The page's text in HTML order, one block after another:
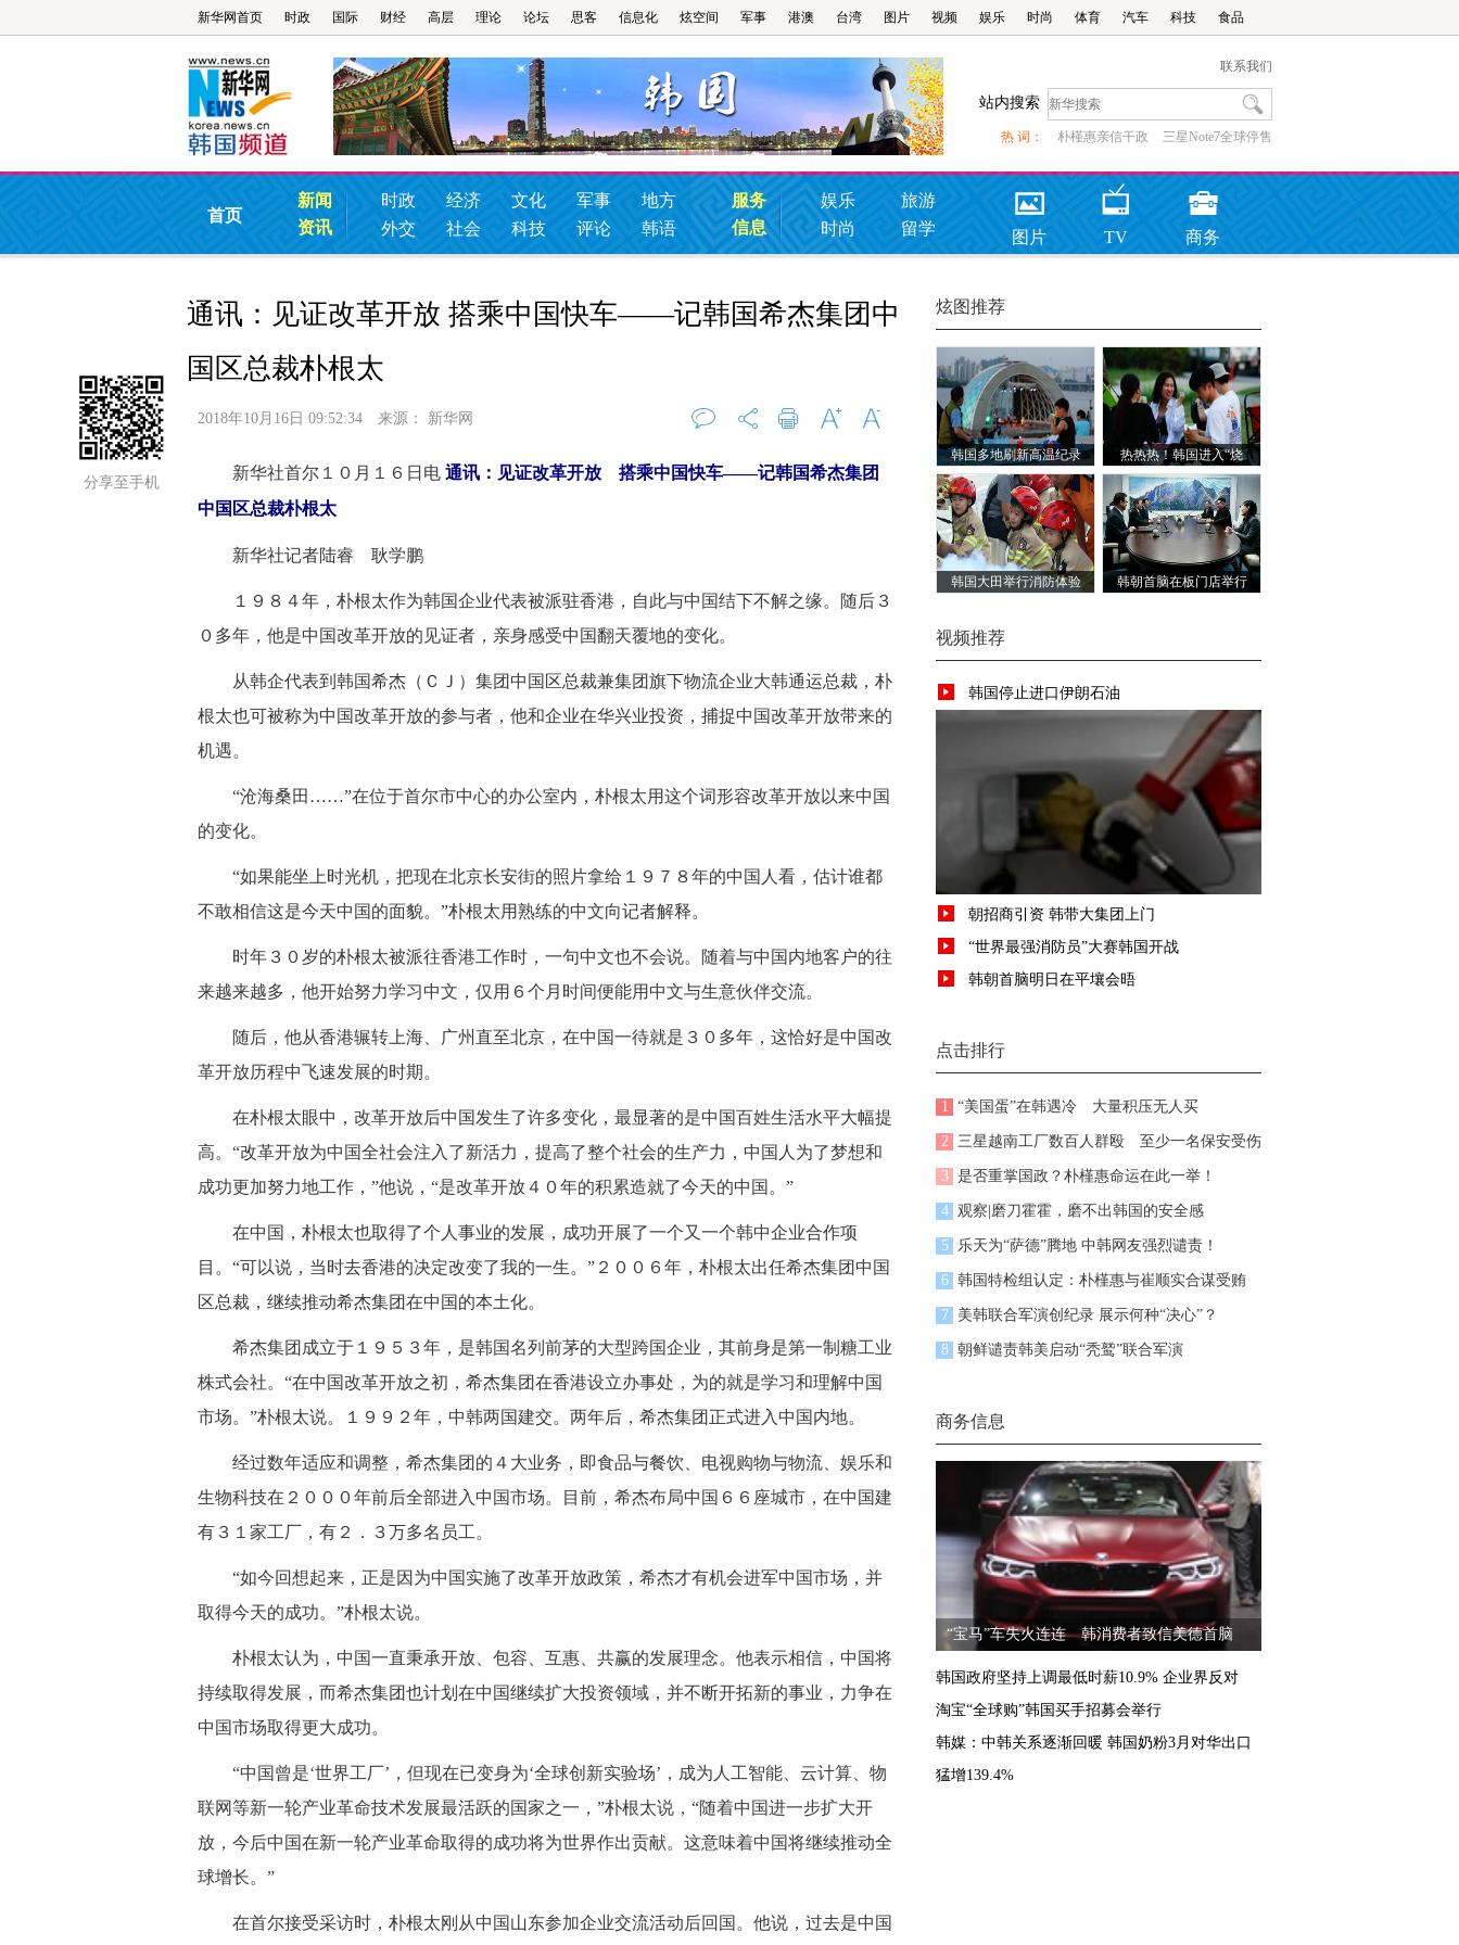
新华网首页 时政 国际 财经 高层 理论 论坛 思客 信息化 炫空间 军事 港澳 台湾 图片 视频 娱乐 时尚 体育 汽车 科技 食品
联系我们
站内搜索
热 词： 朴槿惠亲信干政 三星Note7全球停售
首页
新闻
资讯
时政 经济 文化 军事
地方
外交
社会 科技 评论 韩语
服务
信息
娱乐
旅游
时尚
留学 图片 TV 商务
分享至手机
炫图推荐
韩国多地刷新高温纪录
热热热！韩国进入“烧
烤”模式
韩国大田举行消防体验
模有样
韩朝首脑在板门店举行
视频推荐
韩国停止进口伊朗石油
朝招商引资 韩带大集团上门
“世界最强消防员”大赛韩国开战
韩朝首脑明日在平壤会晤
点击排行
1 “美国蛋”在韩遇冷 大量积压无人买
2 三星越南工厂数百人群殴 至少一名保安受伤
3 是否重掌国政？朴槿惠命运在此一举！
4 观察|磨刀霍霍，磨不出韩国的安全感
5 乐天为“萨德”腾地 中韩网友强烈谴责！
6 韩国特检组认定：朴槿惠与崔顺实合谋受贿
7 美韩联合军演创纪录 展示何种“决心”？
8 朝鲜谴责韩美启动“秃鹫”联合军演
商务信息
“宝马”车失火连连 韩消费者致信美德首脑
韩国政府坚持上调最低时薪10.9% 企业界反对
淘宝“全球购”韩国买手招募会举行
韩媒：中韩关系逐渐回暖 韩国奶粉3月对华出口
猛增139.4%
通讯：见证改革开放 搭乘中国快车——记韩国希杰集团中
国区总裁朴根太
2018年10月16日 09:52:34 来源： 新华网
评论0 打印 字大 字小
新华社首尔１０月１６日电 通讯：见证改革开放 搭乘中国快车——记韩国希杰集团
中国区总裁朴根太
新华社记者陆睿 耿学鹏
１９８４年，朴根太作为韩国企业代表被派驻香港，自此与中国结下不解之缘。随后３
０多年，他是中国改革开放的见证者，亲身感受中国翻天覆地的变化。
从韩企代表到韩国希杰（ＣＪ）集团中国区总裁兼集团旗下物流企业大韩通运总裁，朴
根太也可被称为中国改革开放的参与者，他和企业在华兴业投资，捕捉中国改革开放带来的
机遇。
“沧海桑田……”在位于首尔市中心的办公室内，朴根太用这个词形容改革开放以来中国
的变化。
“如果能坐上时光机，把现在北京长安街的照片拿给１９７８年的中国人看，估计谁都
不敢相信这是今天中国的面貌。”朴根太用熟练的中文向记者解释。
时年３０岁的朴根太被派往香港工作时，一句中文也不会说。随着与中国内地客户的往
来越来越多，他开始努力学习中文，仅用６个月时间便能用中文与生意伙伴交流。
随后，他从香港辗转上海、广州直至北京，在中国一待就是３０多年，这恰好是中国改
革开放历程中飞速发展的时期。
在朴根太眼中，改革开放后中国发生了许多变化，最显著的是中国百姓生活水平大幅提
高。“改革开放为中国全社会注入了新活力，提高了整个社会的生产力，中国人为了梦想和
成功更加努力地工作，”他说，“是改革开放４０年的积累造就了今天的中国。”
在中国，朴根太也取得了个人事业的发展，成功开展了一个又一个韩中企业合作项
目。“可以说，当时去香港的决定改变了我的一生。”２００６年，朴根太出任希杰集团中国
区总裁，继续推动希杰集团在中国的本土化。
希杰集团成立于１９５３年，是韩国名列前茅的大型跨国企业，其前身是第一制糖工业
株式会社。“在中国改革开放之初，希杰集团在香港设立办事处，为的就是学习和理解中国
市场。”朴根太说。１９９２年，中韩两国建交。两年后，希杰集团正式进入中国内地。
经过数年适应和调整，希杰集团的４大业务，即食品与餐饮、电视购物与物流、娱乐和
生物科技在２０００年前后全部进入中国市场。目前，希杰布局中国６６座城市，在中国建
有３１家工厂，有２．３万多名员工。
“如今回想起来，正是因为中国实施了改革开放政策，希杰才有机会进军中国市场，并
取得今天的成功。”朴根太说。
朴根太认为，中国一直秉承开放、包容、互惠、共赢的发展理念。他表示相信，中国将
持续取得发展，而希杰集团也计划在中国继续扩大投资领域，并不断开拓新的事业，力争在
中国市场取得更大成功。
“中国曾是‘世界工厂’，但现在已变身为‘全球创新实验场’，成为人工智能、云计算、物
联网等新一轮产业革命技术发展最活跃的国家之一，”朴根太说，“随着中国进一步扩大开
放，今后中国在新一轮产业革命取得的成功将为世界作出贡献。这意味着中国将继续推动全
球增长。”
在首尔接受采访时，朴根太刚从中国山东参加企业交流活动后回国。他说，过去是中国